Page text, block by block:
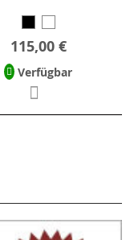
115,00 €
Verfügbar